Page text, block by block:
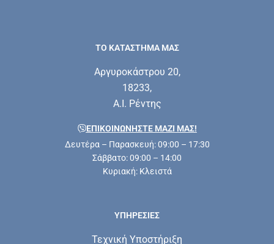
ΤΟ ΚΑΤΑΣΤΗΜΑ ΜΑΣ
Αργυροκάστρου 20,
18233,
Α.Ι. Ρέντης
ΕΠΙΚΟΙΝΩΝΗΣΤΕ ΜΑΖΊ ΜΑΣ!
Δευτέρα – Παρασκευή: 09:00 – 17:30
Σάββατο: 09:00 – 14:00
Κυριακή: Κλειστά
ΥΠΗΡΕΣΊΕΣ
Τεχνική Υποστήριξη